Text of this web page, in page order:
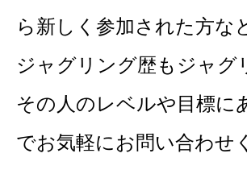
ら新しく参加された方な
ジャグリング歴もジャグ
その人のレベルや目標に
でお気軽にお問い合わせ